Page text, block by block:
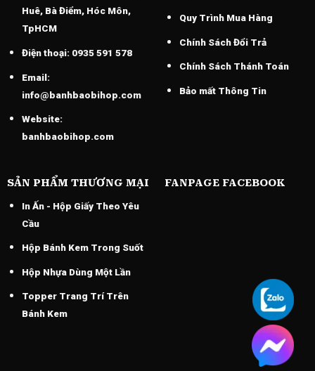
Huê, Bà Điểm, Hóc Môn,
TpHCM
Điện thoại:0935 591 578
Email:
info@banhbaobihop.com
Website:
banhbaobihop.com
Quy Trình Mua Hàng
Chính Sách Đổi Trả
Chính Sách Thánh Toán
Bảo mất Thông Tin
SẢN PHẨM THƯƠNG MẠI
In Ấn - Hộp Giấy Theo Yêu
Cầu
Hộp Bánh Kem Trong Suốt
Hộp Nhựa Dùng Một Lần
Topper Trang Trí Trên
Bánh Kem
FANPAGE FACEBOOK